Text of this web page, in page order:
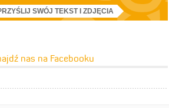
SWÓJ TEKST I ZDJĘCIA
nas na Facebooku